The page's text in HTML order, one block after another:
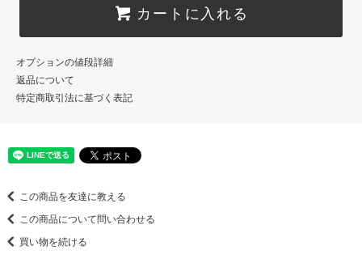
カートに入れる
オプションの値段詳細
返品について
特定商取引法に基づく表記
この商品を友達に教える
この商品について問い合わせる
買い物を続ける